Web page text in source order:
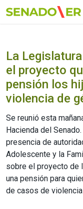
Ir al menú principal
La
el proyecto
pensión los
violencia de
Se reunió esta
Hacienda del
presencia de
Adolescente y la
sobre el proyecto de
una pensión para
de casos de